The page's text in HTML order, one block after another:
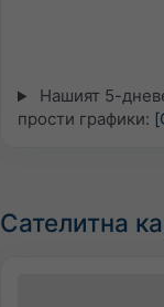
Нашият 5-
прости графики:
Сателитна